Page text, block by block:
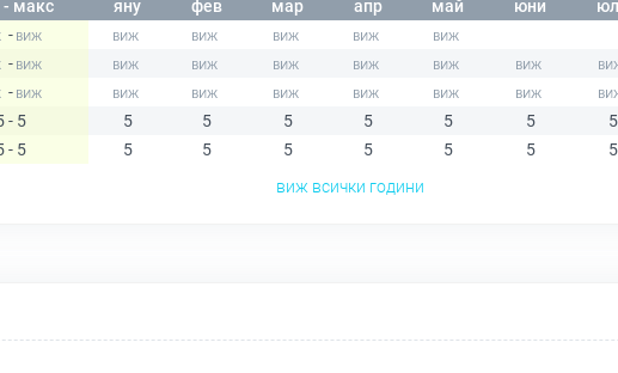
макс яну фев мар апр май юни
-
-
-
- 5 5 5 5 5 5 5
5
- 5 5 5 5 5 5 5
5
виж всички години